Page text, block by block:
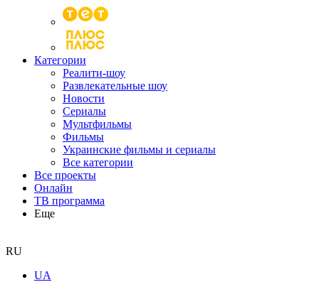
Категории
Реалити-шоу
Развлекательные шоу
Новости
Сериалы
Мультфильмы
Фильмы
Украинские фильмы и сериалы
Все категории
Все проекты
Онлайн
ТВ программа
Еще
RU
UA